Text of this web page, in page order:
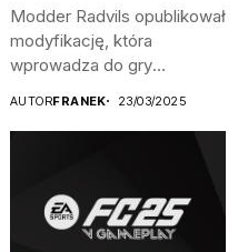
Modder Radvils opublikował
modyfikację, która
wprowadza do gry
AUTORFRANEK 23/03/2025